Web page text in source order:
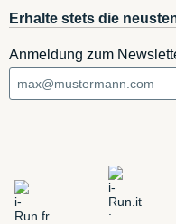
Erhalte stets die
Anmeldung zum